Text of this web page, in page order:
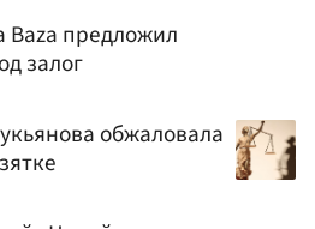
Baza предложил
залог
обжаловала